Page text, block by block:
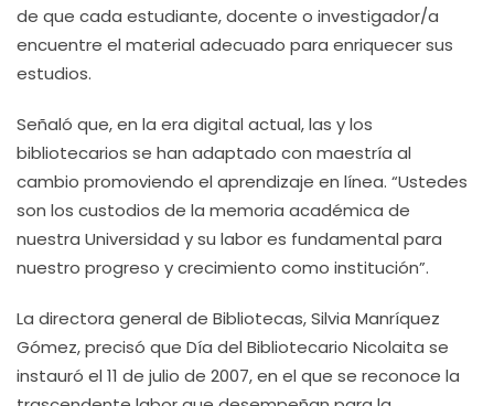
de que cada estudiante, docente o investigador/a
encuentre el material adecuado para enriquecer sus
estudios.
Señaló que, en la era digital actual, las y los
bibliotecarios se han adaptado con maestría al
cambio promoviendo el aprendizaje en línea. “Ustedes
son los custodios de la memoria académica de
nuestra Universidad y su labor es fundamental para
nuestro progreso y crecimiento como institución”.
La directora general de Bibliotecas, Silvia Manríquez
Gómez, precisó que Día del Bibliotecario Nicolaita se
instauró el 11 de julio de 2007, en el que se reconoce la